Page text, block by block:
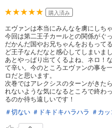
購入済み
エヴァンは本当にみんなを虜にしち
今回は第二王子カールとの関係がぐ
だかんだ国やお兄ちゃんをおもって
ど王子なんだなと感心してしまいまし
あとやっぱり出てくるよね、ネロ！
て辛い。今のところエヴァンの事を
ロだと思います。
次巻ではアレクシスのターンがきた
れないような気になるところで終わ
るのか待ち遠しいです！
＃切ない ＃ドキドキハラハラ ＃カ